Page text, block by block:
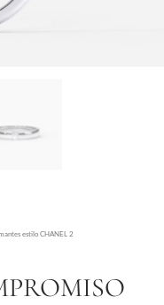
estilo CHANEL 2